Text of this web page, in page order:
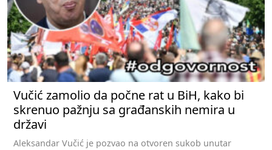
Vučić zamolio da počne rat u BiH, kako bi
skrenuo pažnju sa građanskih nemira u
državi
Aleksandar Vučić je pozvao na otvoren sukob unutar